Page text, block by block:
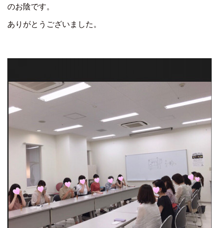
のお陰です。
ありがとうございました。